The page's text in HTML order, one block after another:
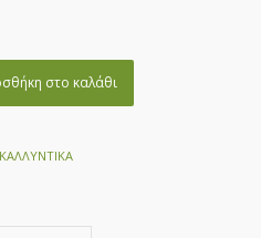
στο καλάθι